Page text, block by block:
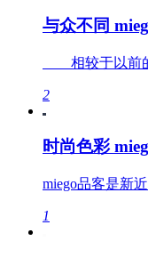
与众不同
相较于以前的
2
时尚色彩
miego品客是新
1